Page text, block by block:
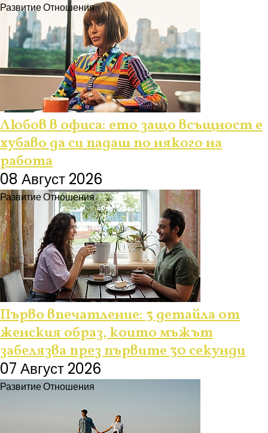
РазвитиеОтношения
Любов в офиса: ето защо всъщност е
хубаво да си падаш по някого на
работа
08 Август 2026
РазвитиеОтношения
Първо впечатление: 3 детайла от
женския образ, които мъжът
забелязва през първите 30 секунди
07 Август 2026
РазвитиеОтношения